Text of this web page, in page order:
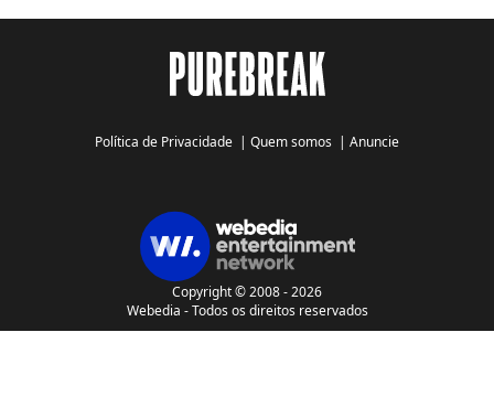
Política de Privacidade | Quem somos | Anuncie
Copyright © 2008 - 2026
Webedia - Todos os direitos reservados